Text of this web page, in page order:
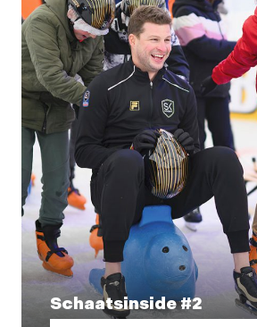
Schaatsinside #2